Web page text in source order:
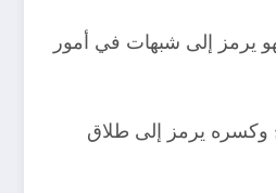
يرمز إلى شبهات في أمور
وكسره يرمز إلى طلاق